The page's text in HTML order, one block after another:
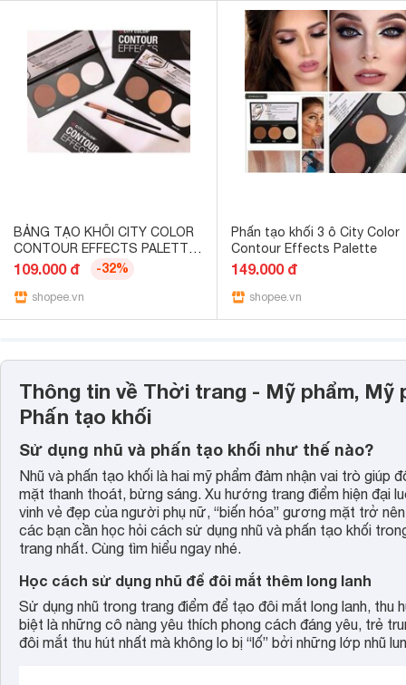
BẢNG TẠO KHỐI CITY COLOR
CONTOUR EFFECTS PALETTE
3 ô
109.000 đ -32%
shopee.vn
Phấn tạo khối 3 ô City Color
Contour Effects Palette
149.000 đ
shopee.vn
Thông tin về Thời trang - Mỹ phẩm, Mỹ
Phấn tạo khối
Sử dụng nhũ và phấn tạo khối như thế nào?
Nhũ và phấn tạo khối là hai mỹ phẩm đảm nhận vai trò
mặt thanh thoát, bừng sáng. Xu hướng trang điểm hiện đại
vinh vẻ đẹp của người phụ nữ, “biến hóa” gương mặt trở
các bạn cần học hỏi cách sử dụng nhũ và phấn tạo khối
trang nhất. Cùng tìm hiểu ngay nhé.
Học cách sử dụng nhũ để đôi mắt thêm long lanh
Sử dụng nhũ trong trang điểm để tạo đôi mắt long lanh,
biệt là những cô nàng yêu thích phong cách đáng yêu, trẻ
đôi mắt thu hút nhất mà không lo bị “lố” bởi những lớp nhũ